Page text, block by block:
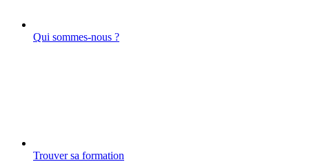
Qui sommes-nous ?
Trouver sa formation